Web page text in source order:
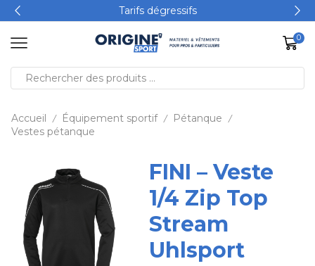
Tarifs dégressifs
0
Accueil / Équipement sportif / Pétanque /
Vestes pétanque
FINI – Veste
1/4 Zip Top
Stream
Uhlsport